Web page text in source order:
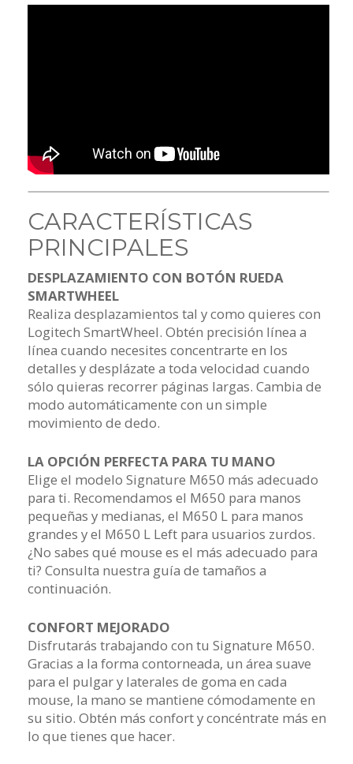
CARACTERÍSTICAS
PRINCIPALES
DESPLAZAMIENTO CON BOTÓN RUEDA
SMARTWHEEL
Realiza desplazamientos tal y como quieres con
Logitech SmartWheel. Obtén precisión línea a
línea cuando necesites concentrarte en los
detalles y desplázate a toda velocidad cuando
sólo quieras recorrer páginas largas. Cambia de
modo automáticamente con un simple
movimiento de dedo.
LA OPCIÓN PERFECTA PARA TU MANO
Elige el modelo Signature M650 más adecuado
para ti. Recomendamos el M650 para manos
pequeñas y medianas, el M650 L para manos
grandes y el M650 L Left para usuarios zurdos.
¿No sabes qué mouse es el más adecuado para
ti? Consulta nuestra guía de tamaños a
continuación.
CONFORT MEJORADO
Disfrutarás trabajando con tu Signature M650.
Gracias a la forma contorneada, un área suave
para el pulgar y laterales de goma en cada
mouse, la mano se mantiene cómodamente en
su sitio. Obtén más confort y concéntrate más en
lo que tienes que hacer.